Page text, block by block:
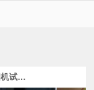
其乐分享 全景呈现——TG全视角VR全景相机试用体验